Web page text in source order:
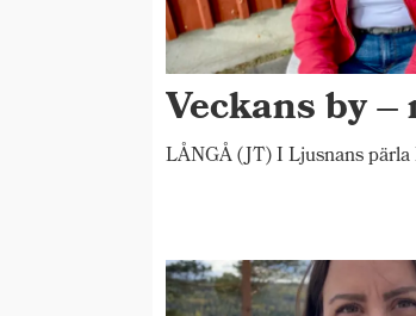
Veckans by
LÅNGÅ (JT) I Ljusnans